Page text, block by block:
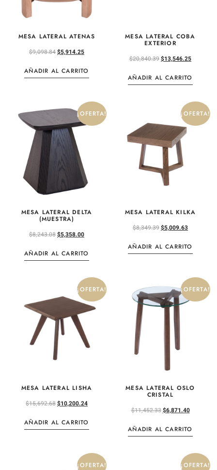
MESA LATERAL ATENAS
$9,098.84$5,914.25
AÑADIR AL CARRITO
MESA LATERAL COBA
EXTERIOR
$20,840.39$13,546.25
AÑADIR AL CARRITO
¡OFERTA!
MESA LATERAL DELTA
(MUESTRA)
$8,243.08$5,358.00
AÑADIR AL CARRITO
¡OFERTA!
MESA LATERAL KILKA
$8,349.39$5,009.63
AÑADIR AL CARRITO
¡OFERTA!
MESA LATERAL LISHA
$15,692.68$10,200.24
AÑADIR AL CARRITO
¡OFERTA!
MESA LATERAL OSLO
CRISTAL
$11,452.33$6,871.40
AÑADIR AL CARRITO
¡OFERTA! ¡OFERTA!